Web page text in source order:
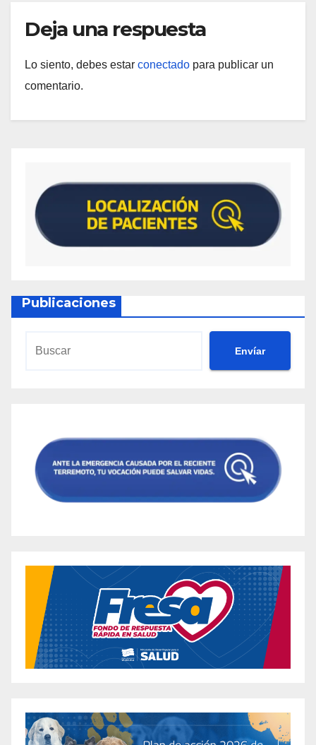
Deja una respuesta
Lo siento, debes estar conectado para publicar un
comentario.
Publicaciones
Envíar